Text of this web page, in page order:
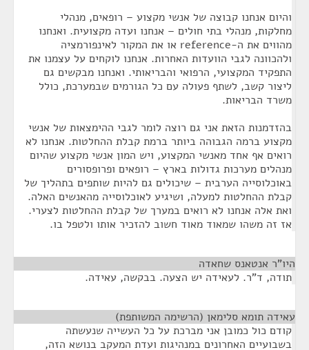
והיום אנחנו קבוצה של אנשי מקצוע – רופאים, מנהלי
מחלקות, מנהלי בתי חולים – אנחנו ועדה מקצועית. ואנחנו
מהווים את ה-reference או את המקור לאינפורמציה
ולהכוונה לגבי הוועדות האחרות. אנחנו לוקחים על עצמנו את
התפקיד המקצועי, הרפואי והבריאותי. ואנחנו מבקשים גם
ליצור קשב, לשתף פעולה עם כל הגורמים שבמערכת, כולל
משרד הבריאות.
בהזדמנות הזאת אני גם רוצה לומר לגבי ההימצאות של אנשי
מקצוע ברמה הגבוהה ביותר ברמת קבלת ההחלטות. אנחנו לא
רואים אף אחד מאנשי המקצוע, ויש המון אנשי מקצוע שהיום
מנהלים מערכות גדולות בארץ – רופאים ופרופסורים
באוכלוסייה הערבית – שיכולים גם להיות שותפים בתהליך של
קבלת ההחלטות למעלה, ושיגיע לאוכלוסייה מהאנשים האלה.
ואת אלה אנחנו לא רואים במערך של קבלת ההחלטות לצערי.
אז זה משהו שמאוד מאוד חשוב להזכיר אותו ולטפל בו.
היו"ר אנטאנס שחאדה
תודה, ד"ר. לעאידה יש הצעה. בבקשה, עאידה.
עאידה תומא סלימאן (הרשימה המשותפת)
קודם כול כמובן אני מברכת על כל העשייה שנעשתה
בשבועיים האחרונים במנהיגות ועדת המעקב בנושא הזה,